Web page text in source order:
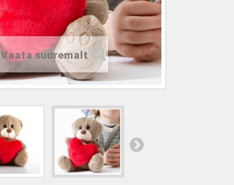
Vaata suuremalt